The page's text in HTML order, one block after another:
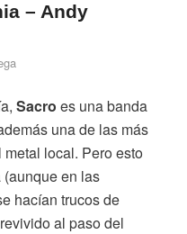
– Andy
Sacro es una banda
una de las más
local. Pero esto
en las
hacían trucos de
al paso del